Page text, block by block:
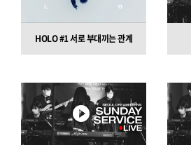
HOLO #1 서로 부대끼는 관계